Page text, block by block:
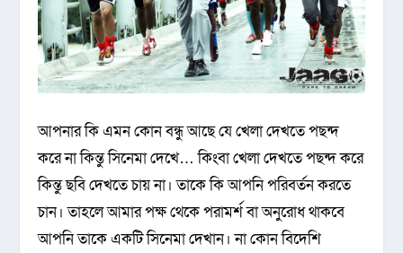
আপনার কি এমন কোন বন্ধু আছে যে খেলা দেখতে পছন্দ
করে না কিন্তু সিনেমা দেখে… কিংবা খেলা দেখতে পছন্দ করে
কিন্তু ছবি দেখতে চায় না। তাকে কি আপনি পরিবর্তন করতে
চান। তাহলে আমার পক্ষ থেকে পরামর্শ বা অনুরোধ থাকবে
আপনি তাকে একটি সিনেমা দেখান। না কোন বিদেশি